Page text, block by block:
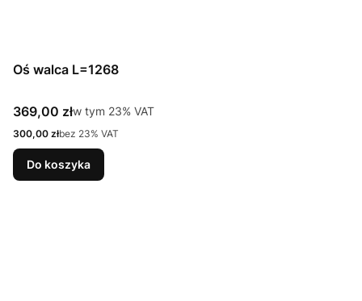
Oś walca L=1268
Cena brutto
369,00 złw tym %s VAT
w tym 23% VAT
Cena netto
300,00 złbez 23% VAT
Do koszyka